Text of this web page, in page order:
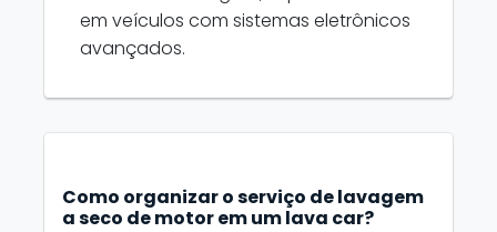
em veículos com sistemas eletrônicos
avançados.
Como organizar o serviço de lavagem
a seco de motor em um lava car?